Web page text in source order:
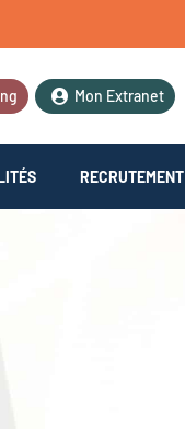
Mon Extranet
RECRUTEMENT